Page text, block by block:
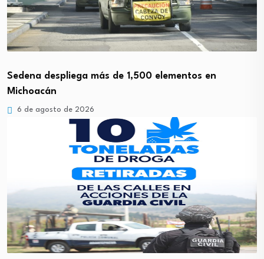
Sedena despliega más de 1,500 elementos en
Michoacán
6 de agosto de 2026